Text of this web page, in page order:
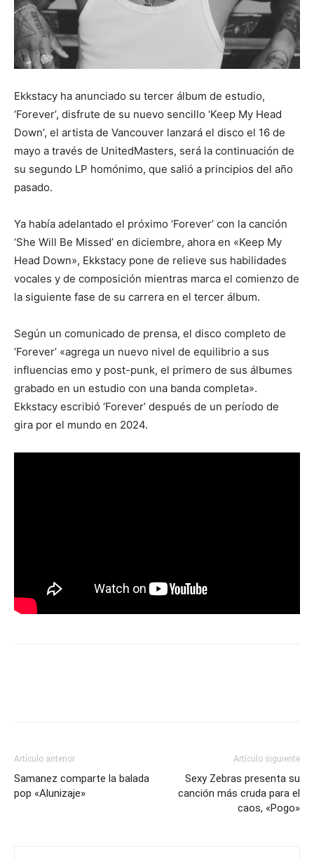
Ekkstacy ha anunciado su tercer álbum de estudio,
‘Forever’, disfrute de su nuevo sencillo ‘Keep My Head
Down’, el artista de Vancouver lanzará el disco el 16 de
mayo a través de UnitedMasters, será la continuación de
su segundo LP homónimo, que salió a principios del año
pasado.
Ya había adelantado el próximo ‘Forever’ con la canción
‘She Will Be Missed’ en diciembre, ahora en «Keep My
Head Down», Ekkstacy pone de relieve sus habilidades
vocales y de composición mientras marca el comienzo de
la siguiente fase de su carrera en el tercer álbum.
Según un comunicado de prensa, el disco completo de
‘Forever’ «agrega un nuevo nivel de equilibrio a sus
influencias emo y post-punk, el primero de sus álbumes
grabado en un estudio con una banda completa».
Ekkstacy escribió ‘Forever’ después de un período de
gira por el mundo en 2024.
Artículo anterior
Samanez comparte la balada
pop «Alunizaje»
Artículo siguiente
Sexy Zebras presenta su
canción más cruda para el
caos, «Pogo»